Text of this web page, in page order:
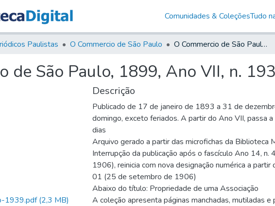
Comunidades & ColeçõesTudo
Paulistas O Commercio de São Paulo O Commercio de São Paulo, 1899, Ano VII, n. 1939
de São Paulo, 1899, Ano VII, n.
1939.pdf(2,3 MB)
Descrição
Publicado de 17 de janeiro de 1893 a 31 de
domingo, exceto feriados. A partir do Ano VII, passa
dias
Arquivo gerado a partir das microfichas da Biblioteca
Interrupção da publicação após o fascículo Ano 14,
1906), reinicia com nova designação numérica a partir
01 (25 de setembro de 1906)
Abaixo do título: Propriedade de uma Associação
A coleção apresenta páginas manchadas, mutiladas